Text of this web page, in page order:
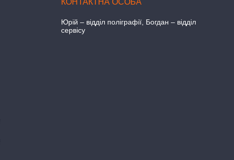
Юрій – відділ поліграфії, Богдан – відділ
сервісу